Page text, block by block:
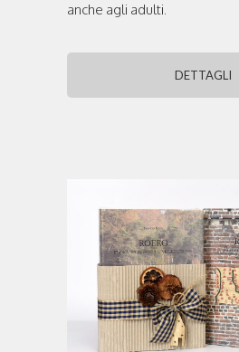
anche agli adulti.
DETTAGLI